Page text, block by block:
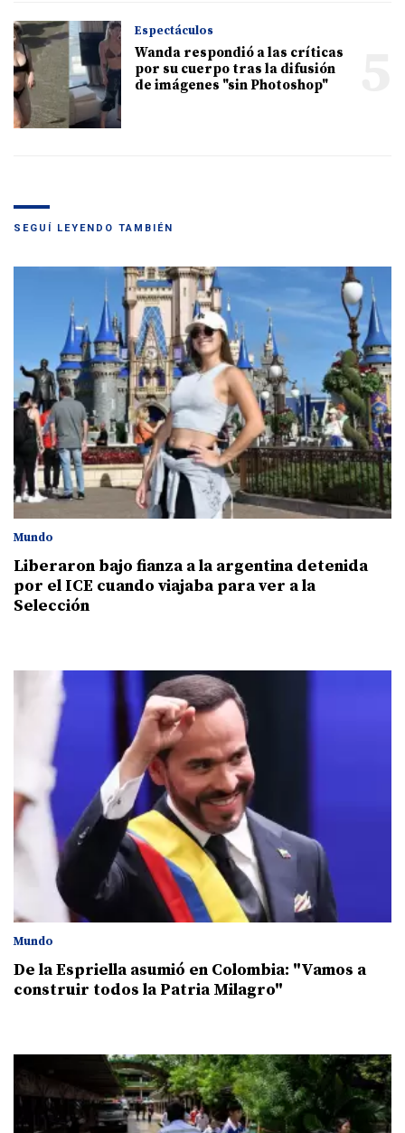
Espectáculos
Wanda respondió a las críticas
por su cuerpo tras la difusión
de imágenes "sin Photoshop"
SEGUÍ LEYENDO TAMBIÉN
Mundo
Liberaron bajo fianza a la argentina detenida
por el ICE cuando viajaba para ver a la
Selección
Mundo
De la Espriella asumió en Colombia: "Vamos a
construir todos la Patria Milagro"